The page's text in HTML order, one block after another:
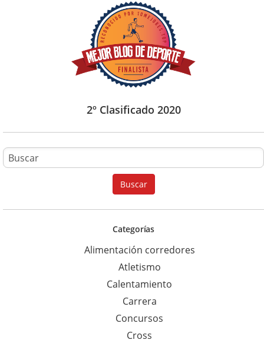
2º Clasificado 2020
u
s
c
p
a
r
a
:
Buscar
Categorías
Alimentación corredores
Atletismo
Calentamiento
Carrera
Concursos
Cross